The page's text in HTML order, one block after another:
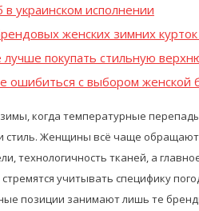
украинском исполнении
женских зимних
лучше покупать стильную
ошибиться с выбором женской
зимы, когда температурные
стиль. Женщины всё чаще
технологичность тканей, а
учитывать специфику
позиции занимают лишь те